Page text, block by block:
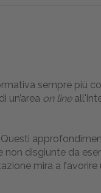
sempre più
un’area on line
disgiunte da
mira a